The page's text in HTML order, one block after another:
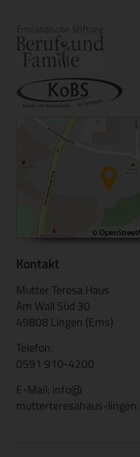
Kontakt
Mutter Teresa Haus
Am Wall Süd 30
49808 Lingen (Ems)
Telefon:
0591 910-4200
E-Mail: info@
mutterteresahaus-